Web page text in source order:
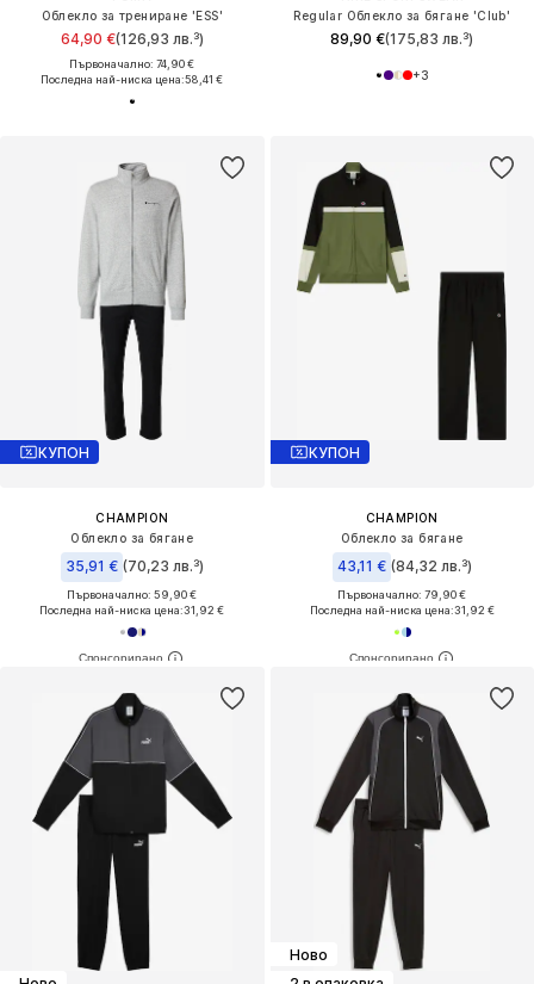
Облекло за трениране 'ESS'
64,90 €(126,93 лв.³)
Първоначално: 74,90 €
Последна най-ниска цена:58,41 €
Regular Облекло за бягане 'Club'
89,90 €(175,83 лв.³)
+3
КУПОН
CHAMPION
Облекло за бягане
35,91 € (70,23 лв.³)
Първоначално: 59,90 €
Последна най-ниска цена:31,92 €
КУПОН
CHAMPION
Облекло за бягане
43,11 € (84,32 лв.³)
Първоначално: 79,90 €
Последна най-ниска цена:31,92 €
Ново